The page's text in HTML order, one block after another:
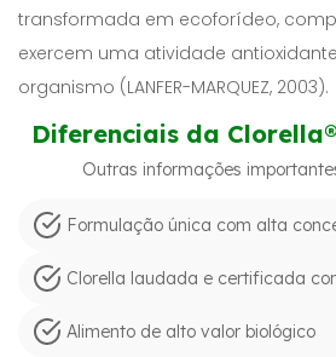
transformada em ecoforídeo,
exercem uma atividade
organismo (LANFER-MARQUEZ, 2003).
Diferenciais da
Outras informações
Formulação única com alta
Clorella laudada e certificada
Alimento de alto valor biológico